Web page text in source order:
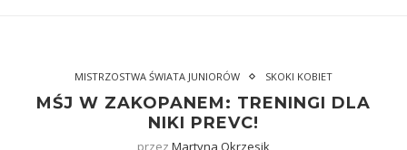
MISTRZOSTWA ŚWIATA JUNIORÓW SKOKI KOBIET
MŚJ W ZAKOPANEM: TRENINGI DLA
NIKI PREVC!
przez Martyna Okrzesik